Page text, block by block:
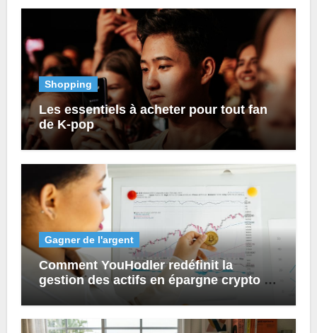
Shopping
Les essentiels à acheter pour tout fan
de K-pop
Gagner de l'argent
Comment YouHodler redéfinit la
gestion des actifs en épargne crypto et
prêts numériques ?